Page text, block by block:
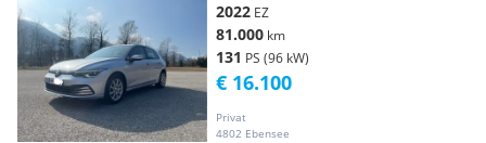
2022 EZ
81.000 km
131 PS (96 kW)
Privat
4802 Ebensee
€ 16.100